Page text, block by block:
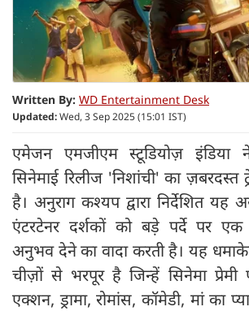
Written By: WD Entertainment Desk
Updated:Wed, 3 Sep 2025 (15:01 IST)
एमेजन एमजीएम स्टूडियोज़ इंडिया
सिनेमाई रिलीज 'निशांची' का ज़बरदस्त
है। अनुराग कश्यप द्वारा निर्देशित यह
एंटरटेनर दर्शकों को बड़े पर्दे पर एक
अनुभव देने का वादा करती है। यह
चीज़ों से भरपूर है जिन्हें सिनेमा
एक्शन, ड्रामा, रोमांस, कॉमेडी, मां का